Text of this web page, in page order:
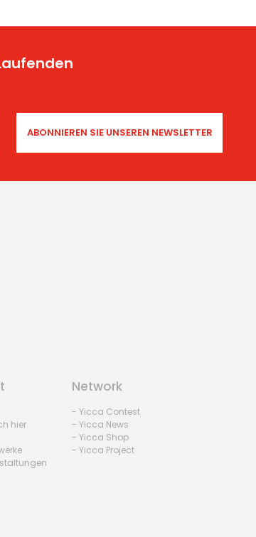
hier
Network
- Yicca Contest
- Yicca News
- Yicca Shop
- Yicca Project